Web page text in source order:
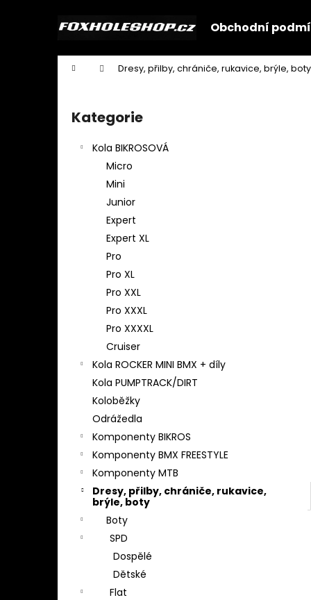
Obchodní
Domů Dresy, přilby, chrániče, rukavice, brýle, boty
Přeskočit
kategorie
Kategorie
Kola BIKROSOVÁ
Micro
Mini
Junior
Expert
Expert XL
Pro
Pro XL
Pro XXL
Pro XXXL
Pro XXXXL
Cruiser
Kola ROCKER MINI BMX + díly
Kola PUMPTRACK/DIRT
Koloběžky
Odrážedla
Komponenty BIKROS
Komponenty BMX FREESTYLE
Komponenty MTB
Dresy, přilby, chrániče, rukavice,
brýle, boty
Boty
SPD
Dospělé
Dětské
Flat
Zpět
Zpět